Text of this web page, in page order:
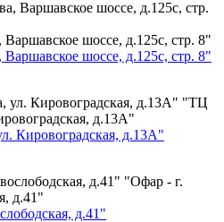
шоссе, д.125с, стр. 8"
шоссе, д.125с, стр. 8"
"ТЦ
д.13А"
Кировоградская, д.13А"
"Офар - г.
д.41"
д.41"